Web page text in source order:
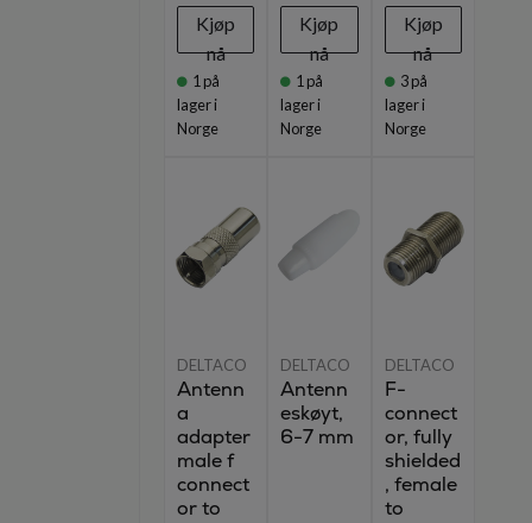
Kjøp
nå
1 på
lager i
Norge
Kjøp
nå
1 på
lager i
Norge
Kjøp
nå
3 på
lager i
Norge
DELTACO
Antenn
a
adapter
male f
connect
or to
DELTACO
Antenn
eskøyt,
6-7 mm
DELTACO
F-
connect
or, fully
shielded
, female
to